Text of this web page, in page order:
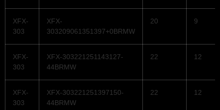
XFX-
303
XFX-
303209061351397+0BRMW
20 9
XFX-
303
XFX-303221251143127-
44BRMW
22 12
XFX-
303
XFX-303221251397150-
44BRMW
22 12